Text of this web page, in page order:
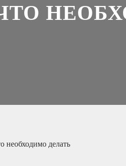
необходимо делать